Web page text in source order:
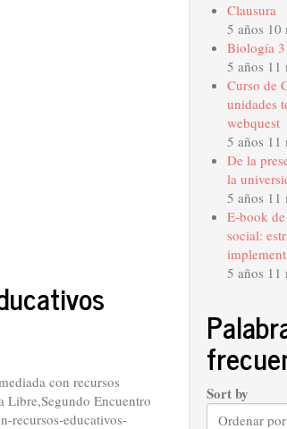
con recursos
Encuentro
recursos-educativos-
Clausura
5 años 10
Biología 3
5 años 11
Curso de
unidades
webquest
5 años 11
De la
la
5 años 11
E-book
social:
5 años 11
Sort by